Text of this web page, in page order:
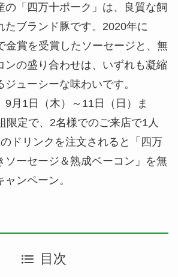
の「四万十ポーク」は、良質な飼
たブランド豚です。2020年に
金賞を受賞したソーセージと、無
ンの盛り合わせは、いずれも凝縮
ジューシーな味わいです。
9月1日（木）～11日（日）ま
限定で、2名様でのご来店で1人
ドリンクを注文されると「四万
ソーセージ＆熟成ベーコン」を無
ンペーン。
目次